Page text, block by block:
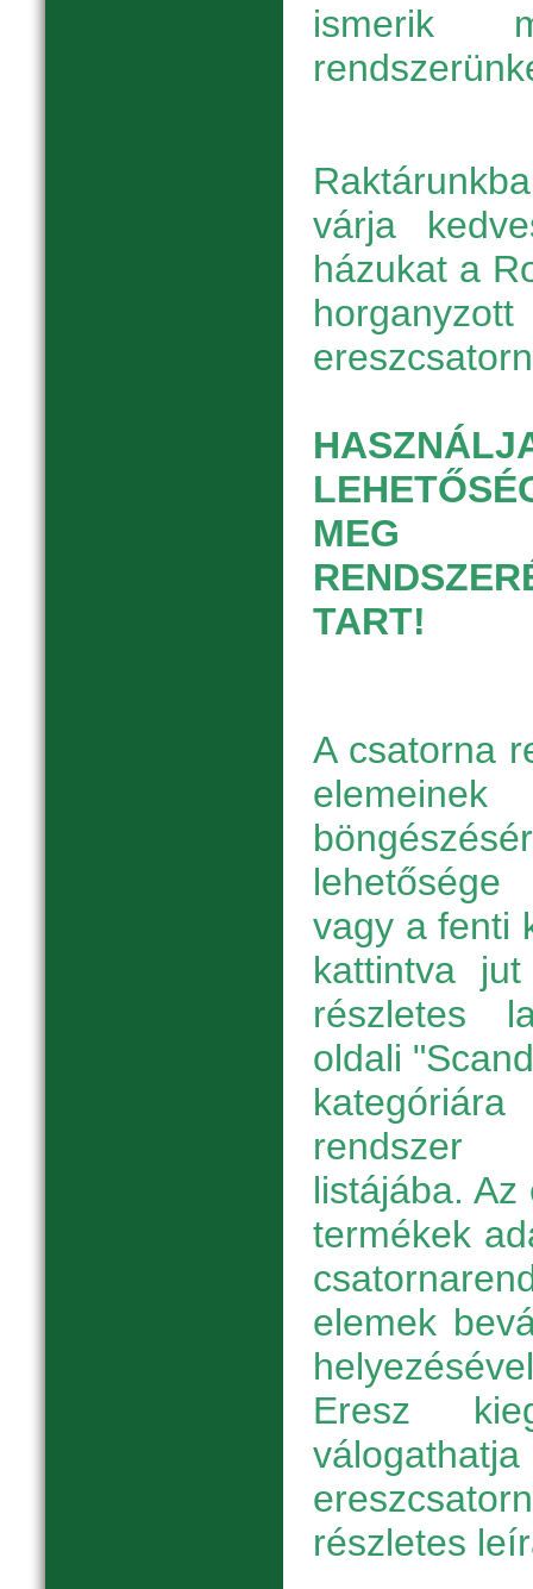
ismerik
várja
házukat a
MEG
TART!
A csatorna
elemeinek
vagy a fenti
kattintva
részletes
oldali
rendszer
listájába.
termékek
elemek
Eresz
részletes